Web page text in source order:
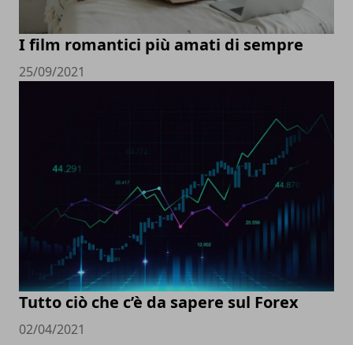
I film romantici più amati di sempre
25/09/2021
Tutto ciò che c’è da sapere sul Forex
02/04/2021